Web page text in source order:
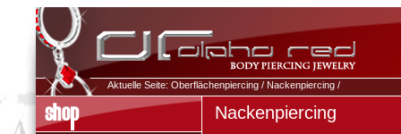
Aktuelle Seite: Oberflächenpiercing / Nackenpiercing /
Nackenpiercing